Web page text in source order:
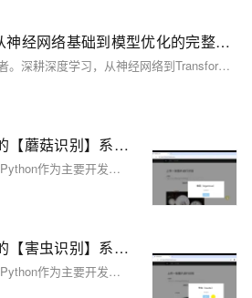
深度学习实战指南：从神经网络基础到模型优化的完整攻略
🌟 蒋星熠Jaxonic，AI探索者。深耕深度学习，从神经网络到Transformer，用代码践行智能革命。分享实战经验，助你构建CV、NLP模型，共赴二进制星辰大海。
基于Python深度学习的【蘑菇识别】系统~卷积神经网络+TensorFlow+图像识别+人工智能
蘑菇识别系统，本系统使用Python作为主要开发语言，基于TensorFlow搭建卷积神经网络算法，并收集了9种常见的蘑菇种类数据集【"香菇（Agaricus）", "毒鹅膏菌（Amanita）", "牛肝菌（Boletus）", "网状菌（Cortinarius）", "毒镰孢（Entoloma）", "湿孢菌（Hygrocybe）", "乳菇（Lactarius）", "红菇（Russula）", "松茸（Suillus）"】 再使用通过搭建的算法模型对数据集进行训练得到一个识别精度较高的模型，然后保存为为本地h5格式文件。最后使用Django框架搭建了一个Web网页平台可视化操作界面，
基于Python深度学习的【害虫识别】系统~卷积神经网络+TensorFlow+图像识别+人工智能
害虫识别系统，本系统使用Python作为主要开发语言，基于TensorFlow搭建卷积神经网络算法，并收集了12种常见的害虫种类数据集【"蚂蚁（ants）", "蜜蜂（bees）", "甲虫（beetle）", "毛虫（catterpillar）", "蚯蚓（earthworms）", "蜚蠊（earwig）", "蚱蜢（grasshopper）", "飞蛾（moth）", "鼻涕虫（slug）", "蜗牛（snail）", "黄蜂（wasp）", "象鼻虫（weevil）"】 再使用通过搭建的算法模型对数据集进行训练得到一个识别精度较高的模型，然后保存为为本地h5格式文件。最后使用Djan